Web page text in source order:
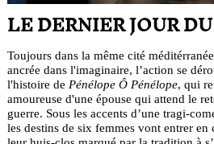
LE DERNIER JOUR
Toujours dans la même cité
ancrée dans l'imaginaire, l’action se
l'histoire de Pénélope Ô Pénélope, qui
amoureuse d'une épouse qui attend le
guerre. Sous les accents d’une tragi-
les destins de six femmes vont entrer